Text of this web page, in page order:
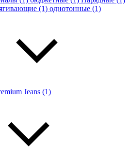
(1) однотонные (1)
Jeans (1)